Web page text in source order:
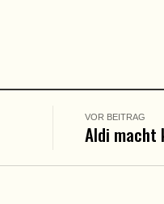
VOR BEITRAG
Aldi macht